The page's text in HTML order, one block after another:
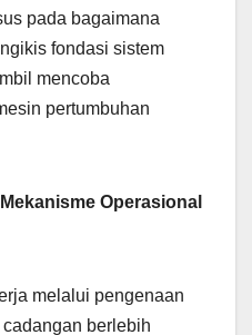
pada bagaimana
fondasi sistem
mencoba
pertumbuhan
Operasional
melalui pengenaan
berlebih